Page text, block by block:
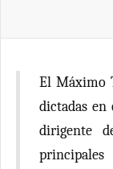
El Máximo
dictadas
dirigente